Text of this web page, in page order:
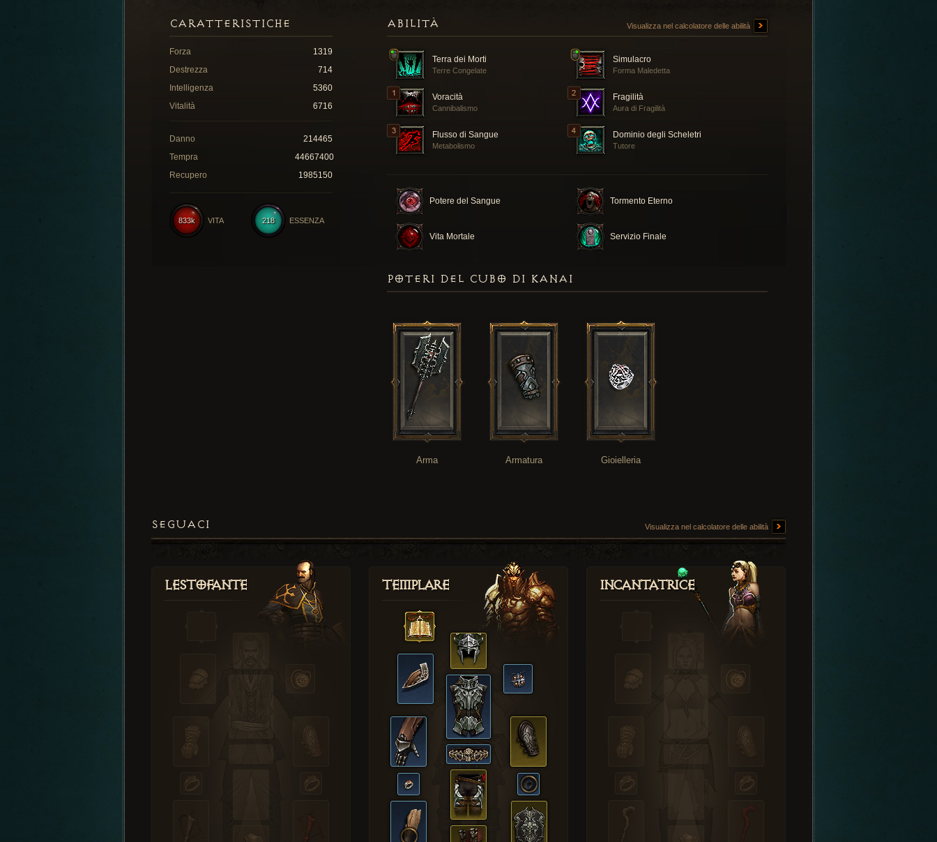
ABILITÀ Visualizza nel calcolatore delle abilità
Terra dei Morti
Terre Congelate
Simulacro
Forma Maledetta
Voracità
Cannibalismo
Fragilità
Aura di Fragilità
Flusso di Sangue
Metabolismo
Dominio degli Scheletri
Tutore
Potere del Sangue Tormento Eterno
Vita Mortale Servizio Finale
CARATTERISTICHE
Forza
1319
Destrezza
714
Intelligenza
5360
Vitalità
6716
Danno
214465
Tempra
44667400
Recupero
1985150
218 ESSENZA
833k VITA
POTERI DEL CUBO DI KANAI
Arma Armatura Gioielleria
SEGUACI Visualizza nel calcolatore delle abilità
Lestofante Templare Incantatrice